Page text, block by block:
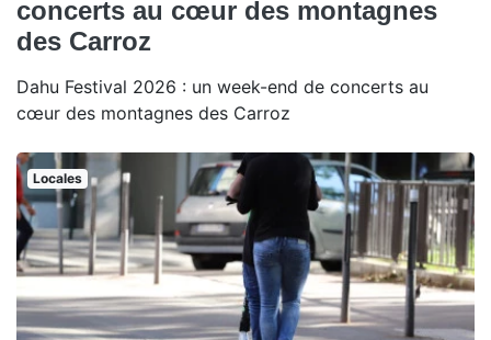
concerts au cœur des montagnes
des Carroz
Dahu Festival 2026 : un week-end de concerts au
cœur des montagnes des Carroz
Locales